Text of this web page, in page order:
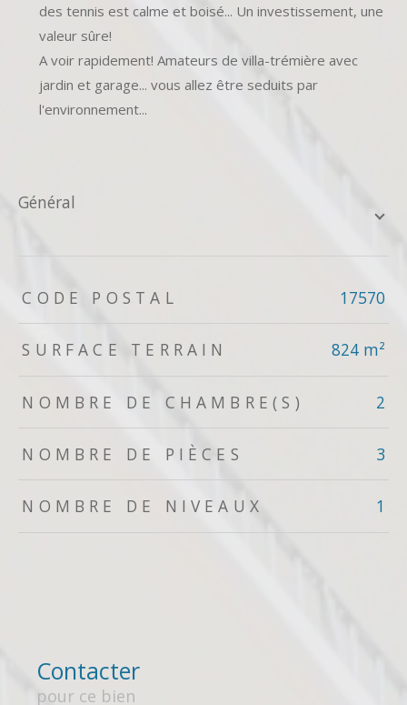
des tennis est calme et boisé... Un investissement, une
valeur sûre!
A voir rapidement! Amateurs de villa-trémière avec
jardin et garage... vous allez être seduits par
l'environnement...
général
TRAD_ZEPHYR_Caracteristique TRAD_ZEPHYR_Valeurs
CODE POSTAL 17570
SURFACE TERRAIN 824 m²
NOMBRE DE CHAMBRE(S) 2
NOMBRE DE PIÈCES 3
NOMBRE DE NIVEAUX 1
Contacter
pour ce bien